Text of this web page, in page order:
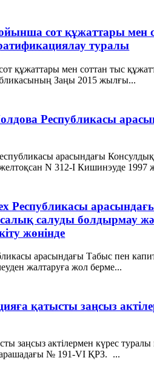
сот құжаттары
туралы
құжаттары мен соттан тыс
Заңы 2015 жылғы...
Республикасы
арасындағы
N 312-I Кишинэуде 1997
Республикасы
салуды болдырмау
жөнінде
арасындағы Табыс пен
жалтаруға жол берме...
қатысты заңсыз
заңсыз актілермен күрес
№ 191-VІ ҚРЗ. ...